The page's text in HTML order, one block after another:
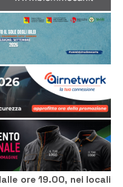
ore 19.00, nei locali